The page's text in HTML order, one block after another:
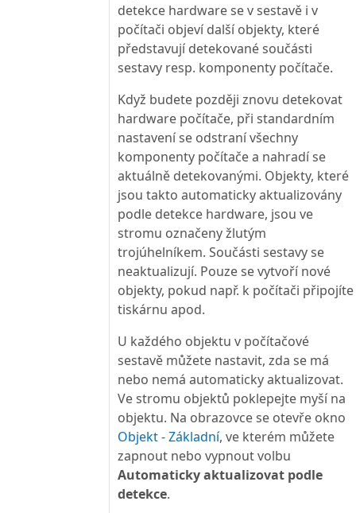
detekce hardware se v sestavě i v
počítači objeví další objekty, které
představují detekované součásti
sestavy resp. komponenty počítače.
Když budete později znovu detekovat
hardware počítače, při standardním
nastavení se odstraní všechny
komponenty počítače a nahradí se
aktuálně detekovanými. Objekty, které
jsou takto automaticky aktualizovány
podle detekce hardware, jsou ve
stromu označeny žlutým
trojúhelníkem. Součásti sestavy se
neaktualizují. Pouze se vytvoří nové
objekty, pokud např. k počítači připojíte
tiskárnu apod.
U každého objektu v počítačové
sestavě můžete nastavit, zda se má
nebo nemá automaticky aktualizovat.
Ve stromu objektů poklepejte myší na
objektu. Na obrazovce se otevře okno
Objekt - Základní, ve kterém můžete
zapnout nebo vypnout volbu
Automaticky aktualizovat podle
detekce.